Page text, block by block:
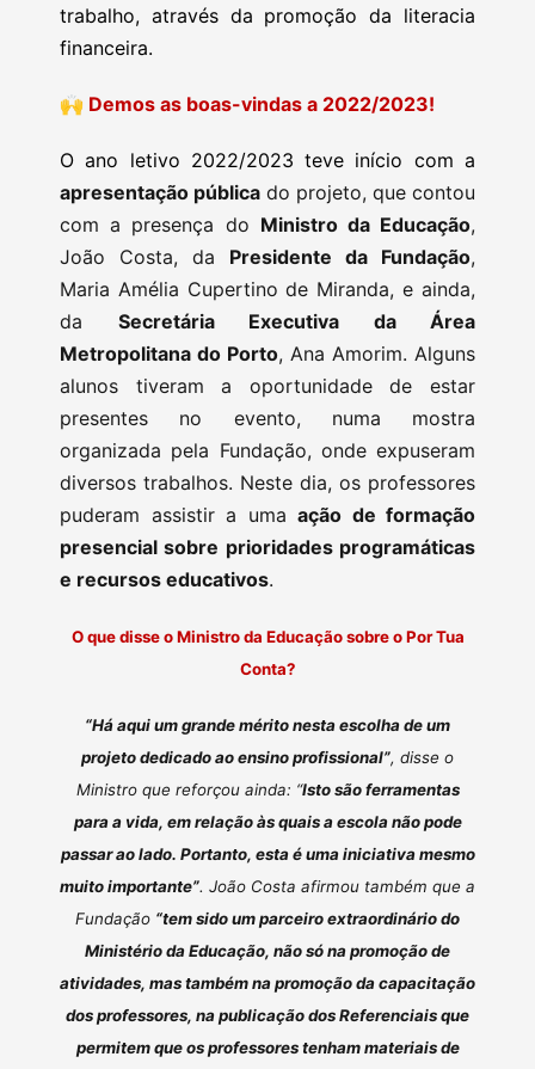
trabalho, através da promoção da literacia
financeira.
🙌 Demos as boas-vindas a 2022/2023!
O ano letivo 2022/2023 teve início com a
apresentação pública do projeto, que contou
com a presença do Ministro da Educação,
João Costa, da Presidente da Fundação,
Maria Amélia Cupertino de Miranda, e ainda,
da Secretária Executiva da Área
Metropolitana do Porto, Ana Amorim. Alguns
alunos tiveram a oportunidade de estar
presentes no evento, numa mostra
organizada pela Fundação, onde expuseram
diversos trabalhos. Neste dia, os professores
puderam assistir a uma ação de formação
presencial sobre prioridades programáticas
e recursos educativos.
O que disse o Ministro da Educação sobre o Por Tua
Conta?
“Há aqui um grande mérito nesta escolha de um
projeto dedicado ao ensino profissional”, disse o
Ministro que reforçou ainda: “Isto são ferramentas
para a vida, em relação às quais a escola não pode
passar ao lado. Portanto, esta é uma iniciativa mesmo
muito importante”. João Costa afirmou também que a
Fundação “tem sido um parceiro extraordinário do
Ministério da Educação, não só na promoção de
atividades, mas também na promoção da capacitação
dos professores, na publicação dos Referenciais que
permitem que os professores tenham materiais de